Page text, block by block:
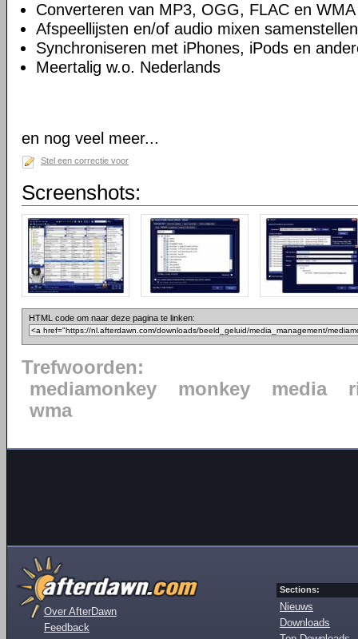
Converteren van MP3, OGG, FLAC en WMA
Afspeellijsten en/of audio mixen samenstellen
Synchroniseren met iPhones, iPods en
Meertalig w.o. Nederlands
en nog veel meer...
Stel een correctie voor
Screenshots:
HTML code om naar deze pagina te linken:
Trefwoorden:
mediamonkey
monkey media
wma
Over AfterDawn
Feedback
Sections:
Nieuws
Downloads